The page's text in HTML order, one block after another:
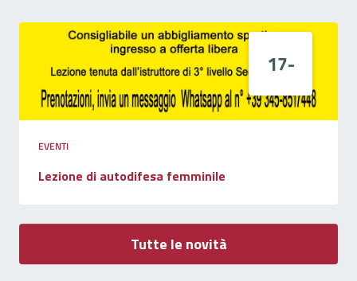
17-
EVENTI
Lezione di autodifesa femminile
Tutte le novità